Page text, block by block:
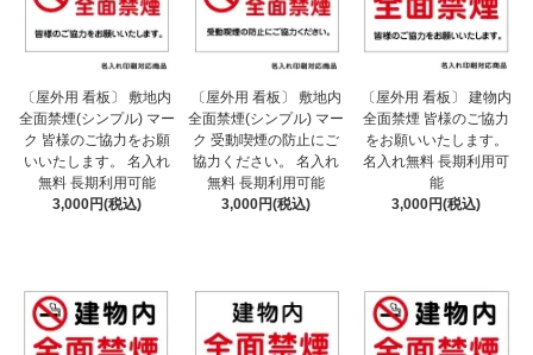
〔屋外用 看板〕 敷地内
全面禁煙(シンプル) マー
ク 皆様のご協力をお願
いいたします。 名入れ
無料 長期利用可能
3,000円(税込)
〔屋外用 看板〕 敷地内
全面禁煙(シンプル) マー
ク 受動喫煙の防止にご
協力ください。 名入れ
無料 長期利用可能
3,000円(税込)
〔屋外用 看板〕 建物内
全面禁煙 皆様のご協力
をお願いいたします。
名入れ無料 長期利用可
能
3,000円(税込)